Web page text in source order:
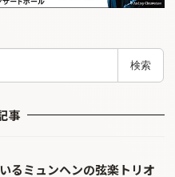
検索
事
るミュンヘンの弦楽トリオ